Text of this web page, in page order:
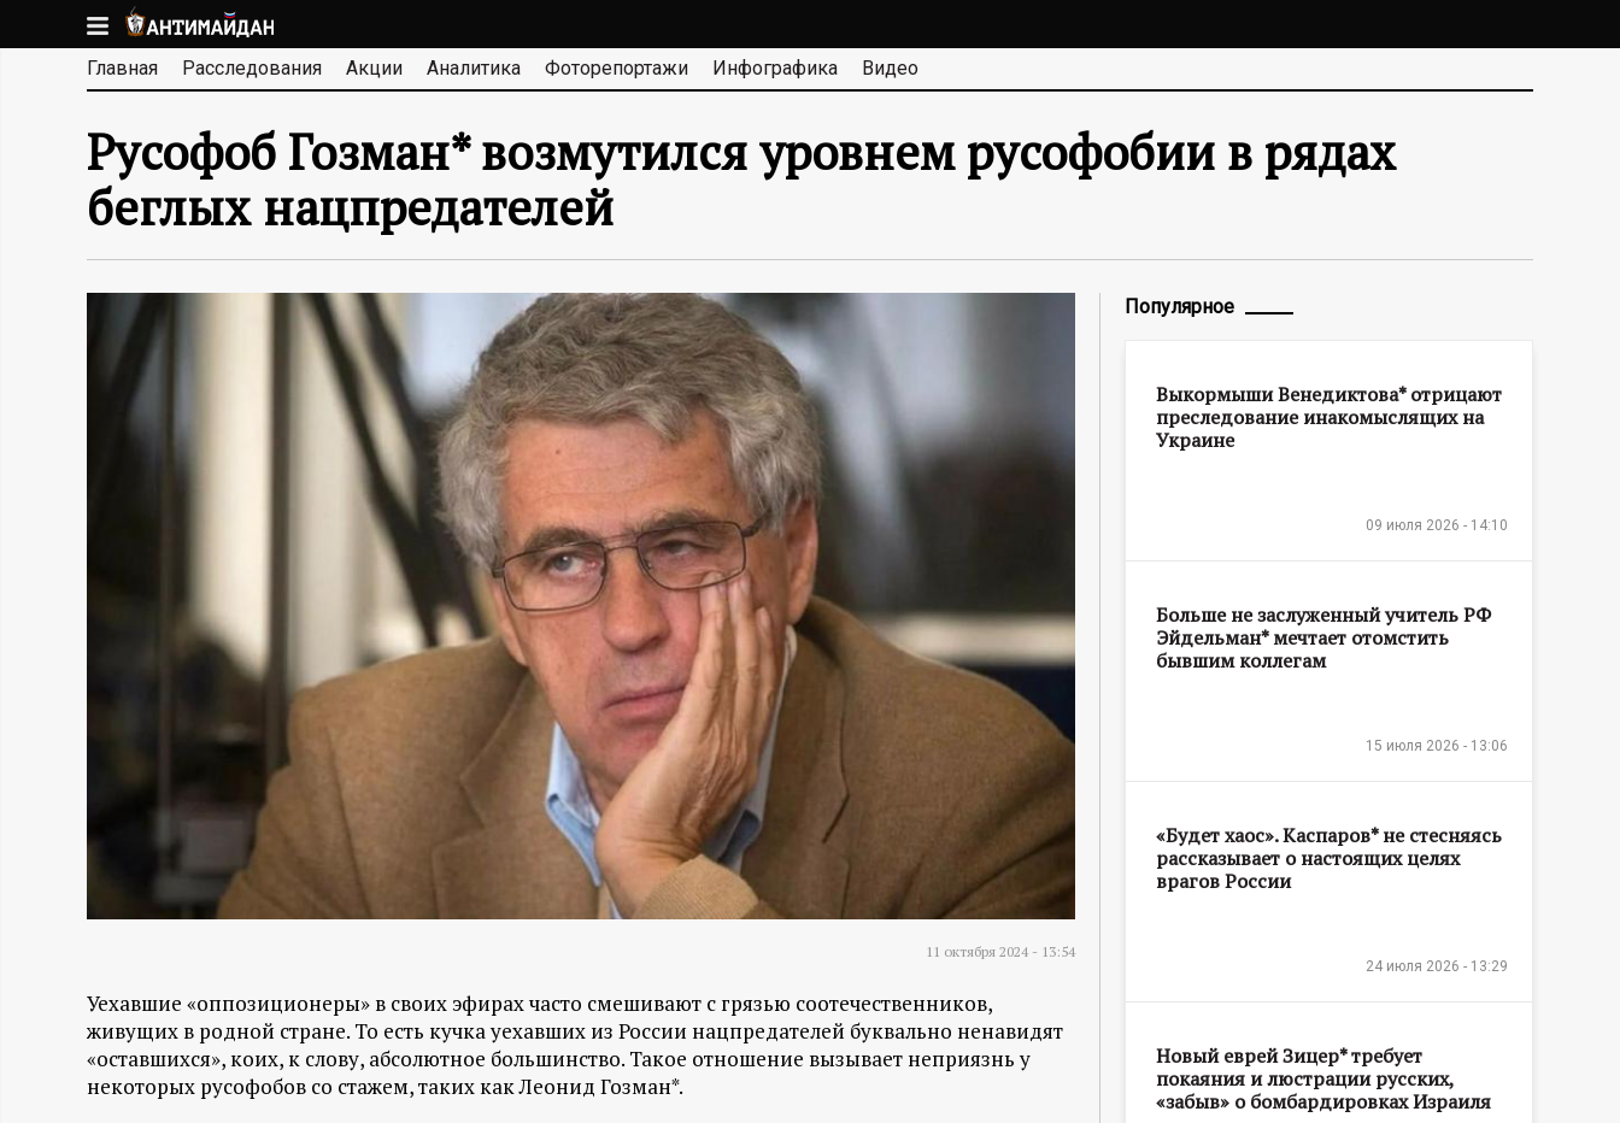
к
основномуА
Н
Т
И
М
Н
и
о
м
а
Главная Расследования Акции Аналитика Фоторепортажи Инфографика Видео
Русофоб Гозман* возмутился уровнем русофобии в рядах
беглых нацпредателей
11 октября 2024 - 13:54
Уехавшие «оппозиционеры» в своих эфирах часто смешивают с грязью соотечественников,
живущих в родной стране. То есть кучка уехавших из России нацпредателей буквально ненавидят
«оставшихся», коих, к слову, абсолютное большинство. Такое отношение вызывает неприязнь у
некоторых русофобов со стажем, таких как Леонид Гозман*.
Популярное
Выкормыши Венедиктова* отрицают
преследование инакомыслящих на
Украине
09 июля 2026 - 14:10
Больше не заслуженный учитель РФ
Эйдельман* мечтает отомстить
бывшим коллегам
15 июля 2026 - 13:06
«Будет хаос». Каспаров* не стесняясь
рассказывает о настоящих целях
врагов России
24 июля 2026 - 13:29
Новый еврей Зицер* требует
покаяния и люстрации русских,
«забыв» о бомбардировках Израиля